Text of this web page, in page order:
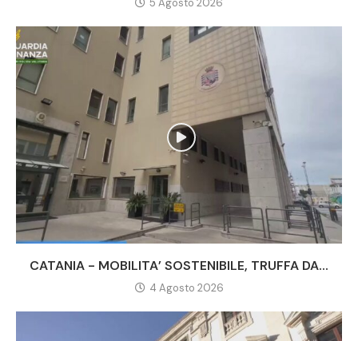
5 Agosto 2026
CATANIA - MOBILITA’ SOSTENIBILE, TRUFFA DA...
4 Agosto 2026